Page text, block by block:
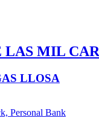
LAS MIL
LLOSA